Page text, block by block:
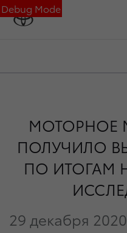
Debug Mode
МОТОРНОЕ
ПОЛУЧИЛО
ПО ИТОГАМ
29 декабря 2020